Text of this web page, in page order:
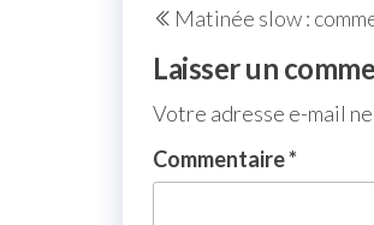
Matinée slow :
Laisser un
Votre adresse e-mail
Commentaire*